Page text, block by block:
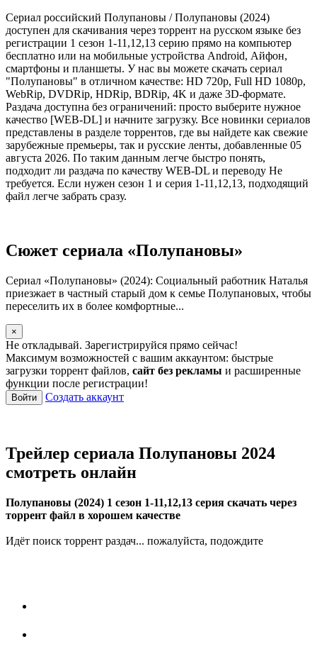
Сериал российский Полупановы / Полупановы (2024)
доступен для скачивания через торрент на русском языке без
регистрации 1 сезон 1-11,12,13 серию прямо на компьютер
бесплатно или на мобильные устройства Android, Айфон,
смартфоны и планшеты. У нас вы можете скачать сериал
"Полупановы" в отличном качестве: HD 720p, Full HD 1080p,
WebRip, DVDRip, HDRip, BDRip, 4K и даже 3D-формате.
Раздача доступна без ограничений: просто выберите нужное
качество [WEB-DL] и начните загрузку. Все новинки сериалов
представлены в разделе торрентов, где вы найдете как свежие
зарубежные премьеры, так и русские ленты, добавленные 05
августа 2026. По таким данным легче быстро понять,
подходит ли раздача по качеству WEB-DL и переводу Не
требуется. Если нужен сезон 1 и серия 1-11,12,13, подходящий
файл легче забрать сразу.
Сюжет сериала «Полупановы»
Сериал «Полупановы» (2024): Социальный работник Наталья
приезжает в частный старый дом к семье Полупановых, чтобы
переселить их в более комфортные...
×
Не откладывай. Зарегистрируйся прямо сейчас!
Максимум возможностей с вашим аккаунтом: быстрые
загрузки торрент файлов, сайт без рекламы и расширенные
функции после регистрации!
Войти Создать аккаунт
Трейлер сериала Полупановы 2024
смотреть онлайн
Полупановы (2024) 1 сезон 1-11,12,13 серия скачать через
торрент файл в хорошем качестве
Идёт поиск торрент раздач... пожалуйста, подождите